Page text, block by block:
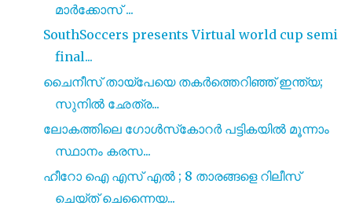
മാർക്കോസ് ...
SouthSoccers presents Virtual world cup semi
final...
ചൈനീസ് തായ്‌പേയെ തകർത്തെറിഞ്ഞ് ഇന്ത്യ;
സുനിൽ ഛേത്ര...
ലോകത്തിലെ ഗോൾസ്‌കോറർ പട്ടികയിൽ മൂന്നാം
സ്ഥാനം കരസ...
ഹീറോ ഐ എസ്‌ എൽ ; 8 താരങ്ങളെ റിലീസ്
ചെയ്‌ത് ചെന്നൈയ...